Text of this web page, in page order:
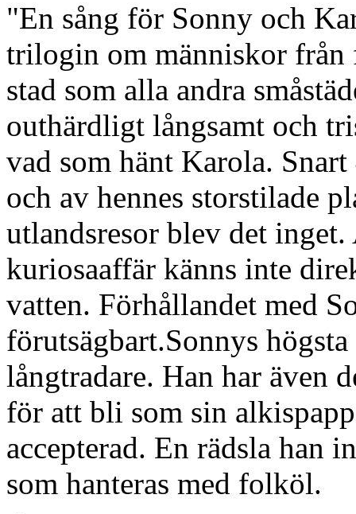
"En sång för Sonny och
trilogin om människor från
stad som alla andra
outhärdligt långsamt och
vad som hänt Karola.
och av hennes storstilade
utlandsresor blev det
kuriosaaffär känns inte
vatten. Förhållandet med
förutsägbart.Sonnys
långtradare. Han har även
för att bli som sin
accepterad. En rädsla han
som hanteras med folköl.